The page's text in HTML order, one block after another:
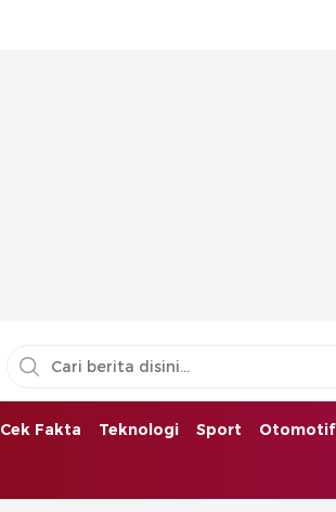
Cek Fakta Teknologi Sport Otomotif